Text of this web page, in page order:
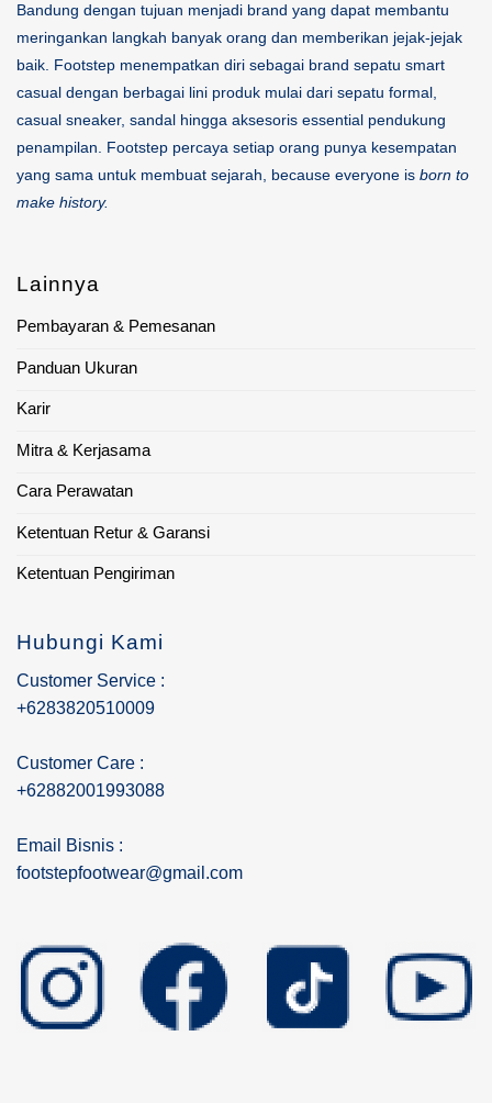
Bandung dengan tujuan menjadi brand yang dapat membantu
meringankan langkah banyak orang dan memberikan jejak-jejak
baik. Footstep menempatkan diri sebagai brand sepatu smart
casual dengan berbagai lini produk mulai dari sepatu formal,
casual sneaker, sandal hingga aksesoris essential pendukung
penampilan. Footstep percaya setiap orang punya kesempatan
yang sama untuk membuat sejarah, because everyone is born to
make history.
Lainnya
Pembayaran & Pemesanan
Panduan Ukuran
Karir
Mitra & Kerjasama
Cara Perawatan
Ketentuan Retur & Garansi
Ketentuan Pengiriman
Hubungi Kami
Customer Service :
+6283820510009
Customer Care :
+62882001993088
Email Bisnis :
footstepfootwear@gmail.com